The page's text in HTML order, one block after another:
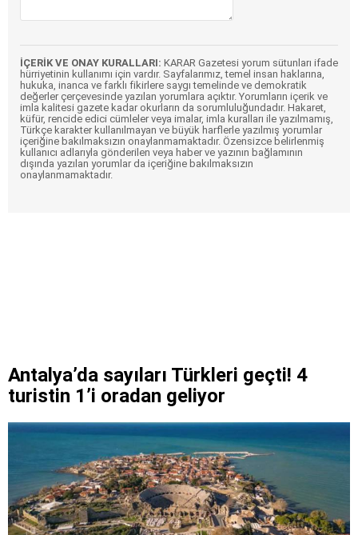
İÇERİK VE ONAY KURALLARI: KARAR Gazetesi yorum sütunları ifade
hürriyetinin kullanımı için vardır. Sayfalarımız, temel insan haklarına,
hukuka, inanca ve farklı fikirlere saygı temelinde ve demokratik
değerler çerçevesinde yazılan yorumlara açıktır. Yorumların içerik ve
imla kalitesi gazete kadar okurların da sorumluluğundadır. Hakaret,
küfür, rencide edici cümleler veya imalar, imla kuralları ile yazılmamış,
Türkçe karakter kullanılmayan ve büyük harflerle yazılmış yorumlar
içeriğine bakılmaksızın onaylanmamaktadır. Özensizce belirlenmiş
kullanıcı adlarıyla gönderilen veya haber ve yazının bağlamının
dışında yazılan yorumlar da içeriğine bakılmaksızın
onaylanmamaktadır.
Antalya’da sayıları Türkleri geçti! 4
turistin 1’i oradan geliyor